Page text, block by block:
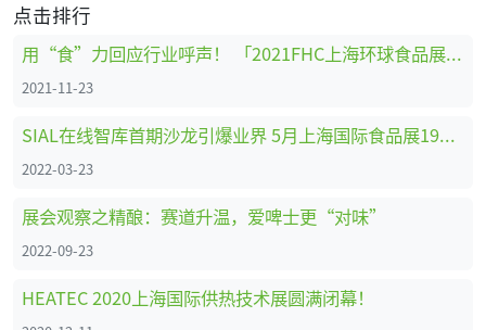
点击排行
用“食”力回应行业呼声！ 「2021FHC上海环球食品展」圆满落幕
2021-11-23
SIAL在线智库首期沙龙引爆业界 5月上海国际食品展199元参观门票限时免费领取
2022-03-23
展会观察之精酿：赛道升温，爱啤士更“对味”
2022-09-23
HEATEC 2020上海国际供热技术展圆满闭幕！